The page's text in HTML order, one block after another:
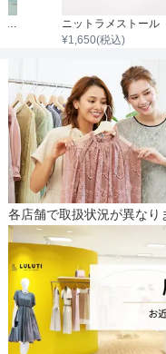
¥1,650(税込)
各店舗で取扱状況が異な